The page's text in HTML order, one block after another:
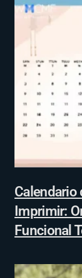
Calendario
Imprimir:
Funcional